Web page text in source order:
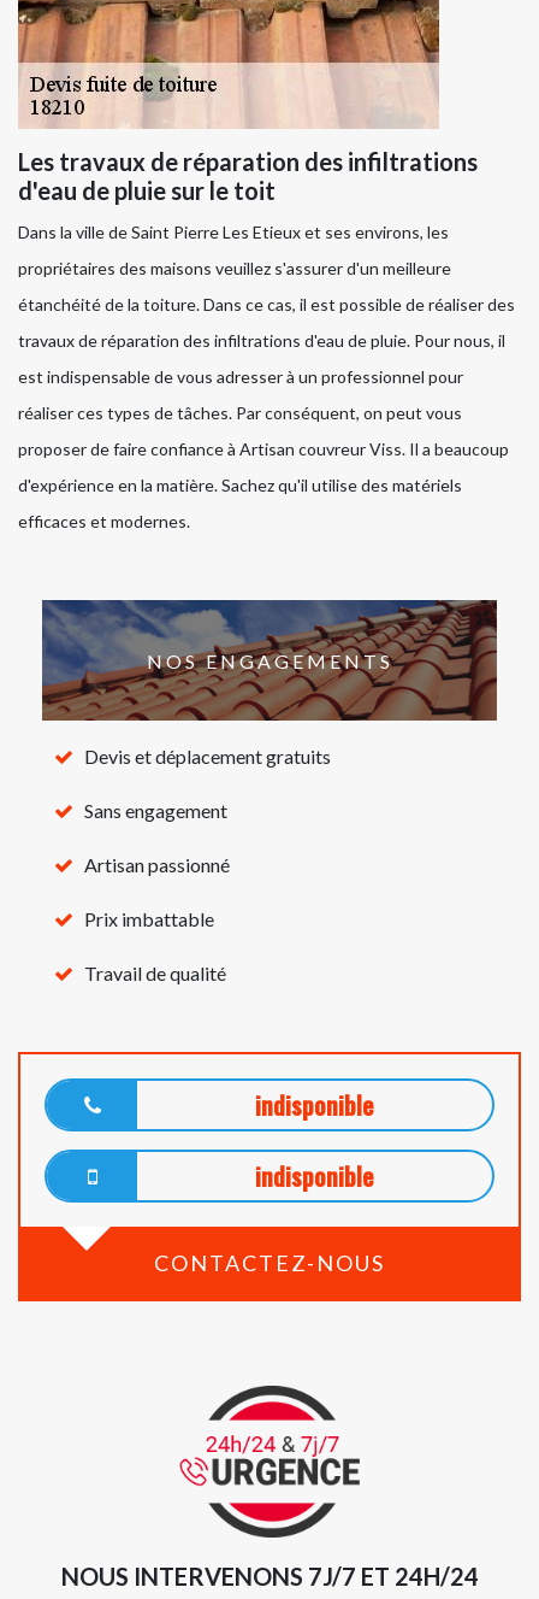
Les travaux de réparation des infiltrations
d'eau de pluie sur le toit
Dans la ville de Saint Pierre Les Etieux et ses environs, les
propriétaires des maisons veuillez s'assurer d'un meilleure
étanchéité de la toiture. Dans ce cas, il est possible de réaliser des
travaux de réparation des infiltrations d'eau de pluie. Pour nous, il
est indispensable de vous adresser à un professionnel pour
réaliser ces types de tâches. Par conséquent, on peut vous
proposer de faire confiance à Artisan couvreur Viss. Il a beaucoup
d'expérience en la matière. Sachez qu'il utilise des matériels
efficaces et modernes.
NOS ENGAGEMENTS
Devis et déplacement gratuits
Sans engagement
Artisan passionné
Prix imbattable
Travail de qualité
indisponible
indisponible
CONTACTEZ-NOUS
NOUS INTERVENONS 7J/7 ET 24H/24